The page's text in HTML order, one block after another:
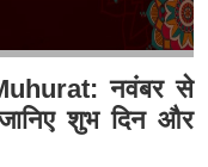
नवंबर से
शुभ दिन और